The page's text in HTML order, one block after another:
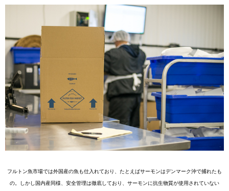
フルトン魚市場では外国産の魚も仕入れており、たとえばサーモンはデンマーク沖で捕れたも
の。しかし国内産同様、安全管理は徹底しており、サーモンに抗生物質が使用されていない